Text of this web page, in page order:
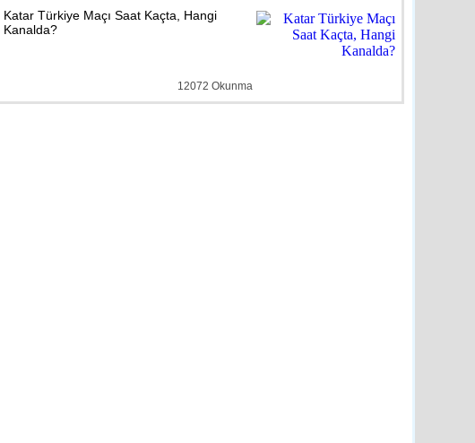
Katar Türkiye Maçı Saat Kaçta, Hangi
Kanalda?
12072 Okunma